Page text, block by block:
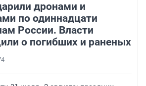
дронами и
по одиннадцати
России. Власти
о погибших и раненых